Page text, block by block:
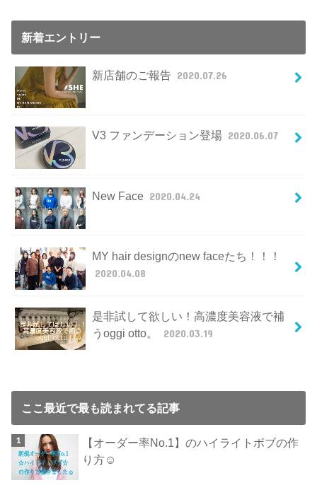
新着エントリー
新店舗のご報告 2020.07.26
V3 ファンデーション登場 2020.06.07
New Face 2020.04.24
MY hair designのnew faceたち！！！
2020.04.08
是非試して欲しい！高濃度美容液で補
うoggi otto。
2020.03.19
ここ最近で最も読まれてる記事
【オーダー率No.1】のハイライトボブの作
り方☺︎